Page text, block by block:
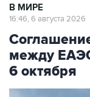
В МИРЕ
16:46, 6 августа 2026
между
6 октября